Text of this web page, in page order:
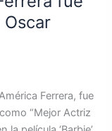
Ferrera, fue
“Mejor Actriz